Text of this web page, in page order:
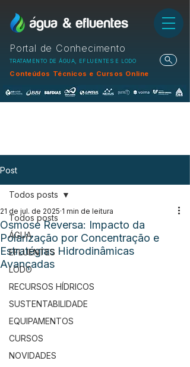
Portal de Conhecimento
TRATAMENTO DE ÁGUA, EFLUENTES E LODO
Conteúdos Técnicos e Cursos Online
Post
Todos posts
ÁGUA
EFLUENTES
LODO
RECURSOS HÍDRICOS
SUSTENTABILIDADE
EQUIPAMENTOS
CURSOS
NOVIDADES
Todos posts
Osmose Reversa: Impacto da
Polarização por Concentração e
Estratégias Hidrodinâmicas
Avançadas
21 de jul. de 2025 1 min de leitura